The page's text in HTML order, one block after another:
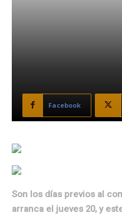
Facebook
Son los días previos al
arranca el jueves 20, y